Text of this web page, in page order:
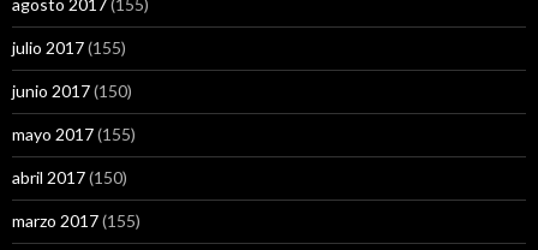
agosto 2017(155)
julio 2017(155)
junio 2017(150)
mayo 2017(155)
abril 2017(150)
marzo 2017(155)